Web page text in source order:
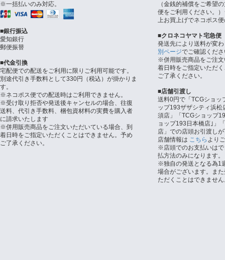
※一括払いのみ対応。
■銀行振込
愛知銀行
郵便振替
■代金引換
宅配便での配送をご利用に限りご利用可能です。
別途代引き手数料として330円（税込）が掛かりま
す。
※ネコポス便での配送時はご利用できません。
※受け取り拒否や発送後キャンセルの場合、往復
送料、代引き手数料、梱包資材料の実費を購入者
に請求いたします
※併用販売商品をご注文いただいている場合、到
着日時をご指定いただくことはできません。予め
ご了承ください。
（金銭的補償をご希望
便をご利用ください。
上お買上げでネコポス
■クロネコヤマト宅急便
発送先により送料が変
別ページでご確認くだ
※併用販売商品をご注
着日時をご指定いただ
ご了承ください。
■店舗引渡し
送料0円で「TCGショッ
ップ193ザザシティ浜
須店」「TCGショップ
ョップ193日本橋店｣」
店」での店頭お引渡し
店舗情報は こちら より
※店頭でのお支払いは
払方法のみになります。
※独自の発送となる為1
場合がございます。ま
ただくことはできませ